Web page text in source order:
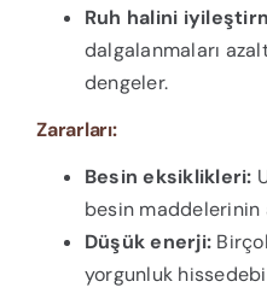
Ruh halini
dalgalanmaları
dengeler.
Zararları:
Besin eksiklikleri:
besin maddelerinin
Düşük enerji:
yorgunluk